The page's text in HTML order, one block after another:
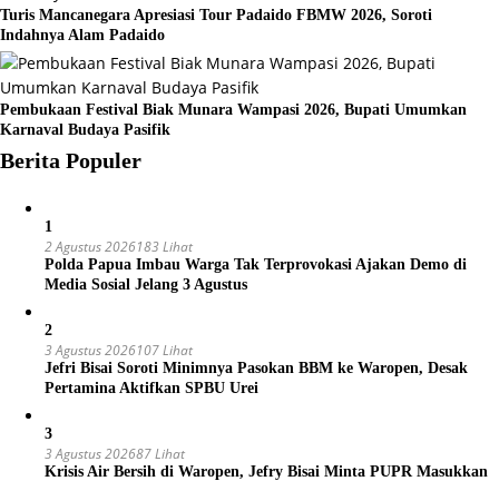
Turis Mancanegara Apresiasi Tour Padaido FBMW 2026, Soroti
Indahnya Alam Padaido
Pembukaan Festival Biak Munara Wampasi 2026, Bupati Umumkan
Karnaval Budaya Pasifik
Berita Populer
1
2 Agustus 2026183 Lihat
Polda Papua Imbau Warga Tak Terprovokasi Ajakan Demo di
Media Sosial Jelang 3 Agustus
2
3 Agustus 2026107 Lihat
Jefri Bisai Soroti Minimnya Pasokan BBM ke Waropen, Desak
Pertamina Aktifkan SPBU Urei
3
3 Agustus 202687 Lihat
Krisis Air Bersih di Waropen, Jefry Bisai Minta PUPR Masukkan